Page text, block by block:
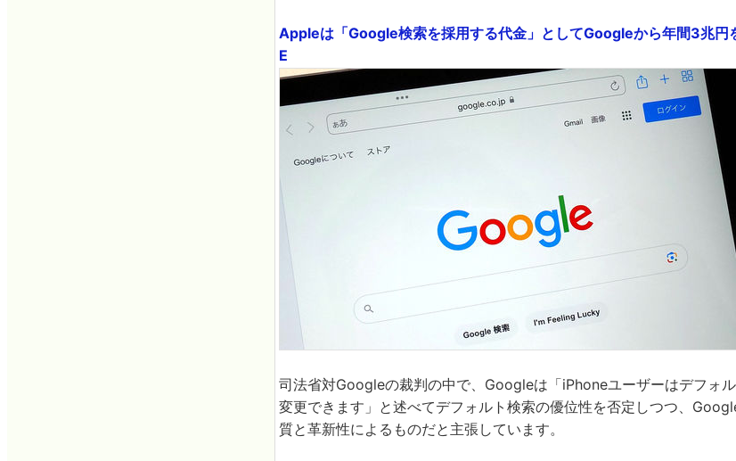
Appleは「Google検索を採用する代金」としてGoogleから年間3兆円
E
司法省対Googleの裁判の中で、Googleは「iPhoneユーザーはデフォ
変更できます」と述べてデフォルト検索の優位性を否定しつつ、
質と革新性によるものだと主張しています。